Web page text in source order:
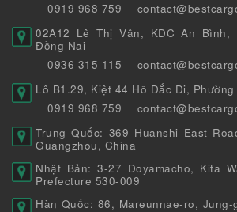
0919 968 759
02A12 Lê Thị Vân, KDC An Bình,
Đồng Nai
0936 315 115
Lô B1.29, Kiệt 44 Hồ Đắc Di,
0919 968 759
Trung Quốc: 369 Huanshi East
Guangzhou, China
Nhật Bản: 3-27 Doyamacho, Kita
Prefecture 530-009
Hàn Quốc: 86, Mareunnae-ro,